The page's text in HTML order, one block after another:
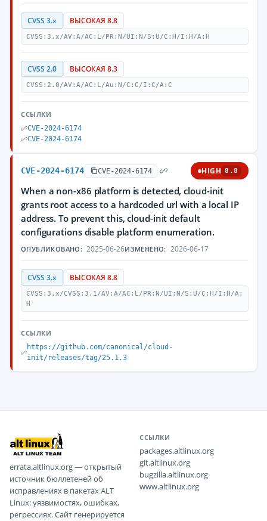
CVSS 3.x ВЫСОКАЯ 8.8
CVSS:3.x/AV:A/AC:L/PR:N/UI:N/S:U/C:H/I:H/A:H
CVSS 2.0 ВЫСОКАЯ 8.3
CVSS:2.0/AV:A/AC:L/Au:N/C:C/I:C/A:C
ССЫЛКИ
CVE-2024-6174
CVE-2024-6174
CVE-2024-6174 CVE-2024-6174 HIGH 8.8
When a non-x86 platform is detected, cloud-init
grants root access to a hardcoded url with a local IP
address. To prevent this, cloud-init default
configurations disable platform enumeration.
ОПУБЛИКОВАНО: 2025-06-26ИЗМЕНЕНО: 2026-06-17
CVSS 3.x ВЫСОКАЯ 8.8
CVSS:3.x/CVSS:3.1/AV:A/AC:L/PR:N/UI:N/S:U/C:H/I:H/A:
H
ССЫЛКИ
https://github.com/canonical/cloud-
init/releases/tag/25.1.3
errata.altlinux.org — открытый
источник бюллетеней об
исправлениях в пакетах ALT
Linux: уязвимостях, ошибках,
регрессиях. Сайт генерируется
ССЫЛКИ
packages.altlinux.org
git.altlinux.org
bugzilla.altlinux.org
www.altlinux.org